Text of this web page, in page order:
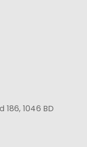
1046 BD